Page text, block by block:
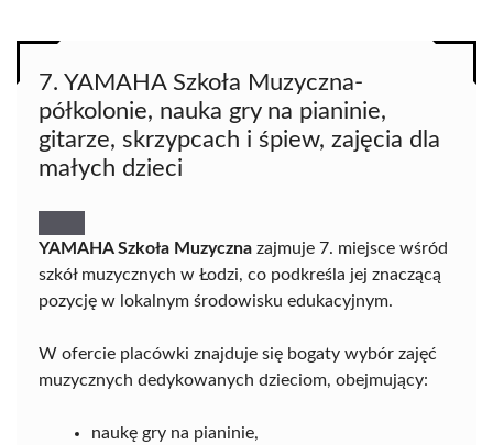
7. YAMAHA Szkoła Muzyczna-
półkolonie, nauka gry na pianinie,
gitarze, skrzypcach i śpiew, zajęcia dla
małych dzieci
YAMAHA Szkoła Muzyczna zajmuje 7. miejsce wśród
szkół muzycznych w Łodzi, co podkreśla jej znaczącą
pozycję w lokalnym środowisku edukacyjnym.
W ofercie placówki znajduje się bogaty wybór zajęć
muzycznych dedykowanych dzieciom, obejmujący:
naukę gry na pianinie,